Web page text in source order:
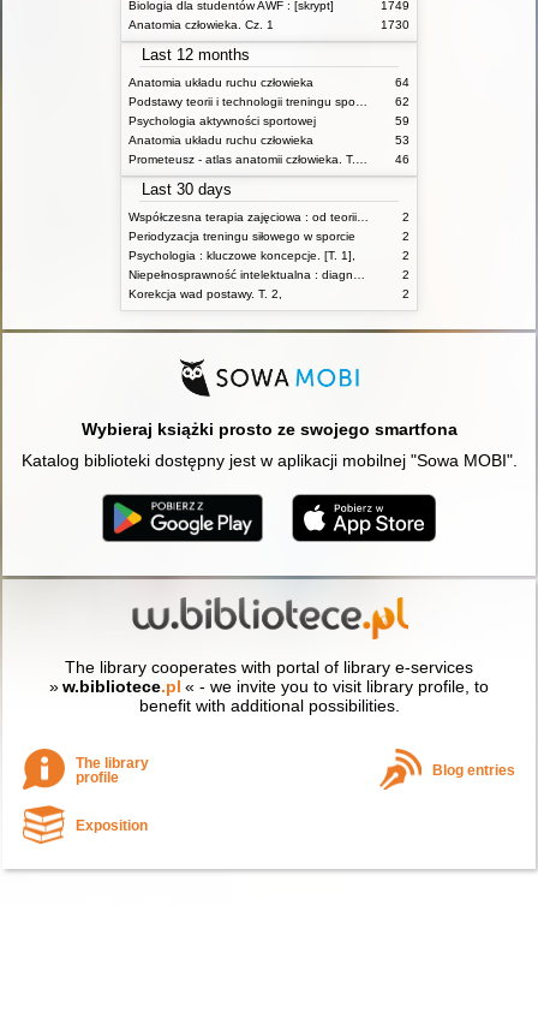
Biologia dla studentów AWF : [skrypt]
1749
Anatomia człowieka. Cz. 1
1730
Last 12 months
Anatomia układu ruchu człowieka
64
62
Psychologia aktywności sportowej
59
Anatomia układu ruchu człowieka
53
46
Last 30 days
2
Periodyzacja treningu siłowego w sporcie
2
Psychologia : kluczowe koncepcje. [T. 1],
2
2
Korekcja wad postawy. T. 2,
2
Wybieraj książki prosto ze swojego smartfona
Katalog biblioteki dostępny jest w aplikacji mobilnej "Sowa MOBI".
The library cooperates with portal of library e-services
»w.bibliotece.pl « - we invite you to visit library profile, to
benefit with additional possibilities.
The library
profile
Blog entries
Exposition